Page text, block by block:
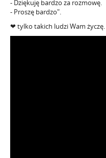
- Dziękuję bardzo za rozmowę.
- Proszę bardzo".
❤ tylko takich ludzi Wam życzę.